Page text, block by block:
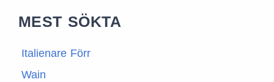
MEST SÖKTA
Italienare Förr
Wain